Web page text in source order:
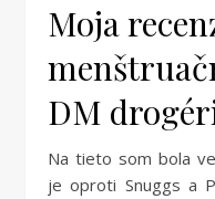
Moja
DM
Na tieto som bola
je oproti Snuggs a